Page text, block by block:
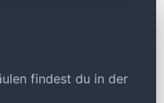
findest du in der